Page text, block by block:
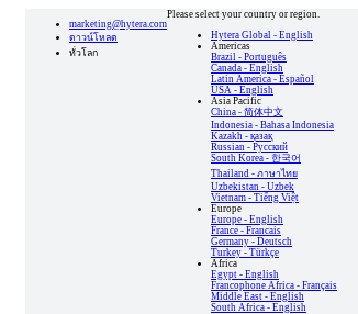
marketing@hytera.com
ดาวน์โหลด
ทั่วโลก
Please select your country or region.
Hytera Global - English
Americas
Brazil - Português
Canada - English
Latin America - Español
USA - English
Asia Pacific
China - 简体中文
Indonesia - Bahasa Indonesia
Kazakh - қазақ
Russian - Pусский
South Korea - 한국어
Thailand - ภาษาไทย
Uzbekistan - Uzbek
Vietnam - Tiếng Việt
Europe
Europe - English
France - Francais
Germany - Deutsch
Turkey - Türkçe
Africa
Egypt - English
Francophone Africa - Français
Middle East - English
South Africa - English